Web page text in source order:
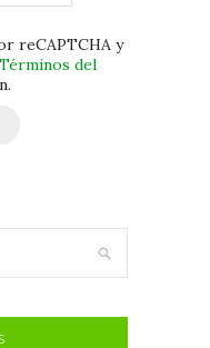
reCAPTCHA y
Términos del